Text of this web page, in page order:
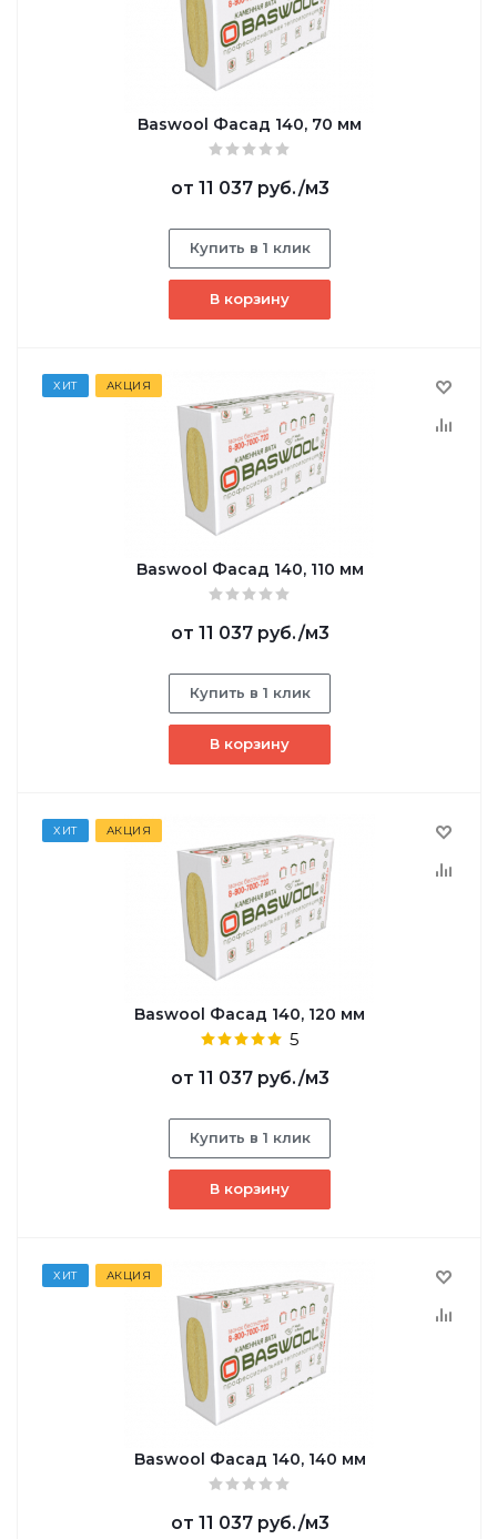
Baswool Фасад 140, 70 мм
от 11 037 руб./м3
Купить в 1 клик
В корзину
ХИТ АКЦИЯ
Baswool Фасад 140, 110 мм
от 11 037 руб./м3
Купить в 1 клик
В корзину
ХИТ АКЦИЯ
Baswool Фасад 140, 120 мм
5
от 11 037 руб./м3
Купить в 1 клик
В корзину
ХИТ АКЦИЯ
Baswool Фасад 140, 140 мм
от 11 037 руб./м3